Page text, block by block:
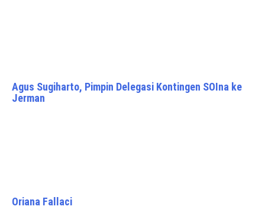
Agus Sugiharto, Pimpin Delegasi Kontingen SOIna ke
Jerman
Oriana Fallaci